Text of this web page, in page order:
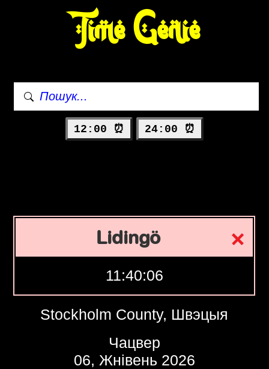
Time Genie
12:00 ⏰ 24:00 ⏰
Lidingö
11:40:07
Stockholm County, Швэцыя
Чацвер
06, Жнівень 2026